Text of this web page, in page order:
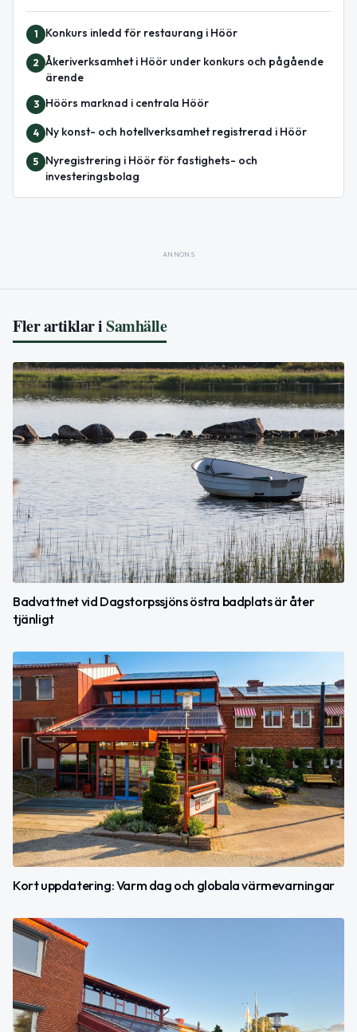
1 Konkurs inledd för restaurang i Höör
2 Åkeriverksamhet i Höör under konkurs och pågående
ärende
3 Höörs marknad i centrala Höör
4 Ny konst- och hotellverksamhet registrerad i Höör
5
Nyregistrering i Höör för fastighets- och
investeringsbolag
ANNONS
Fler artiklar iSamhälle
Badvattnet vid Dagstorpssjöns östra badplats är åter
tjänligt
Kort uppdatering: Varm dag och globala värmevarningar